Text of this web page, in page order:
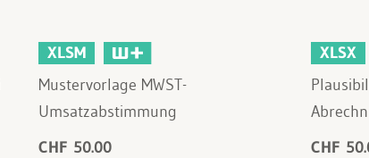
XLSM
Mustervorlage MWST-
Umsatzabstimmung
CHF 50.00
XLSX
CHF